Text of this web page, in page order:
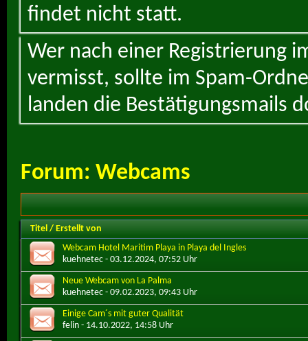
findet nicht statt.
Wer nach einer Registrierung
vermisst, sollte im Spam-
landen die Bestätigungsmails
Forum: Webcams
Titel / Erstellt von
Webcam Hotel Maritim Playa in Playa del Ingles
kuehnetec - 03.12.2024, 07:52 Uhr
Neue Webcam von La Palma
kuehnetec - 09.02.2023, 09:43 Uhr
Einige Cam´s mit guter Qualität
felin - 14.10.2022, 14:58 Uhr